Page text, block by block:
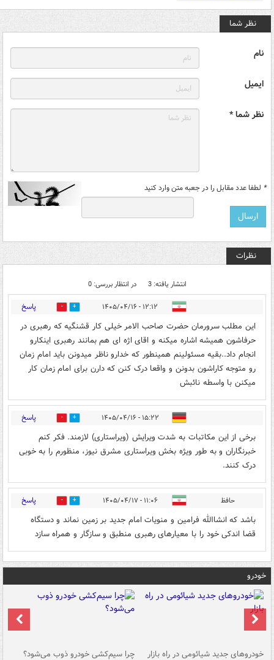
نظر شما
نام
ایمیل
نظر شما *
* لطفا عدد مقابل را در جعبه متن وارد کنید
نظرات
انتشار یافته: 3 در انتظار بررسی: 0
۱۲:۱۲ - ۱۴۰۵/۰۴/۱۶ 0 پاسخ
این مطلب سرورمان حضرت صاحب الامر خیلی کار قشنگیه که رهبری در
حرفاشون همیشه اشاره میکنه و اقای اژه ای هم بمانند رهبری اینکارو
انجام داد..بقیه مسئولینم همینطور که خدارو ناظر میدونن باید امام زمان
رو متوجه کاراشون بدونن و واقعا درک کنن که دارن برای امام زمان کار
میکنن با واسطه نائبش
۱۵:۲۲ - ۱۴۰۵/۰۴/۱۶ 0 پاسخ
برخی از این مکاتبات به شدت ویرایش (ویراستاری) لازمند. فکر کنم
خبرنگاران و به طور ویژه بخش ویراستاری مشرق نیوز، منظورم را به خوبی
درک کنند.
حافظ ۱۱:۰۶ - ۱۴۰۵/۰۴/۱۷ 0 پاسخ
باشد که انشاالله فرامین و منویات امام جدید بر زمین نماند و دستگاه
قضا اندکی خود را با معیارهای رهبری منطبق و سازگار و همراه سازد
خودرو
خودروهای جدید شیائومی در راه بازار چرا سیم‌کشی خودرو ذوب می‌شود؟